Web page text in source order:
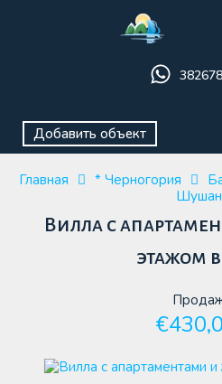
Добавить объект
Главная * Черногория
Вилла с
этажом